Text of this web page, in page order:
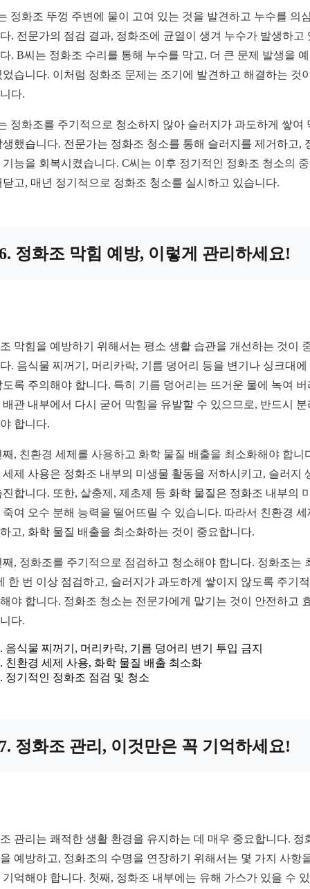
정화조 뚜껑 주변에 물이 고여 있는 것을 발견하고 누수를 의
. 전문가의 점검 결과, 정화조에 균열이 생겨 누수가 발생하고
. B씨는 정화조 수리를 통해 누수를 막고, 더 큰 문제 발생을
었습니다. 이처럼 정화조 문제는 조기에 발견하고 해결하는 것
다.
정화조를 주기적으로 청소하지 않아 슬러지가 과도하게 쌓여
생했습니다. 전문가는 정화조 청소를 통해 슬러지를 제거하고,
기능을 회복시켰습니다. C씨는 이후 정기적인 정화조 청소의
닫고, 매년 정기적으로 정화조 청소를 실시하고 있습니다.
정화조 막힘 예방, 이렇게 관리하세요!
막힘을 예방하기 위해서는 평소 생활 습관을 개선하는 것이
. 음식물 찌꺼기, 머리카락, 기름 덩어리 등을 변기나 싱크대에
도록 주의해야 합니다. 특히 기름 덩어리는 뜨거운 물에 녹여 버
배관 내부에서 다시 굳어 막힘을 유발할 수 있으므로, 반드시 분
합니다.
째, 친환경 세제를 사용하고 화학 물질 배출을 최소화해야 합니
세제 사용은 정화조 내부의 미생물 활동을 저하시키고, 슬러지
진합니다. 또한, 살충제, 제초제 등 화학 물질은 정화조 내부의
죽여 오수 분해 능력을 떨어뜨릴 수 있습니다. 따라서 친환경 세
고, 화학 물질 배출을 최소화하는 것이 중요합니다.
째, 정화조를 주기적으로 점검하고 청소해야 합니다. 정화조는
한 번 이상 점검하고, 슬러지가 과도하게 쌓이지 않도록 주기
야 합니다. 정화조 청소는 전문가에게 맡기는 것이 안전하고
다.
음식물 찌꺼기, 머리카락, 기름 덩어리 변기 투입 금지
친환경 세제 사용, 화학 물질 배출 최소화
정기적인 정화조 점검 및 청소
정화조 관리, 이것만은 꼭 기억하세요!
관리는 쾌적한 생활 환경을 유지하는 데 매우 중요합니다. 정
예방하고, 정화조의 수명을 연장하기 위해서는 몇 가지 사항
기억해야 합니다. 첫째, 정화조 내부에는 유해 가스가 있을 수